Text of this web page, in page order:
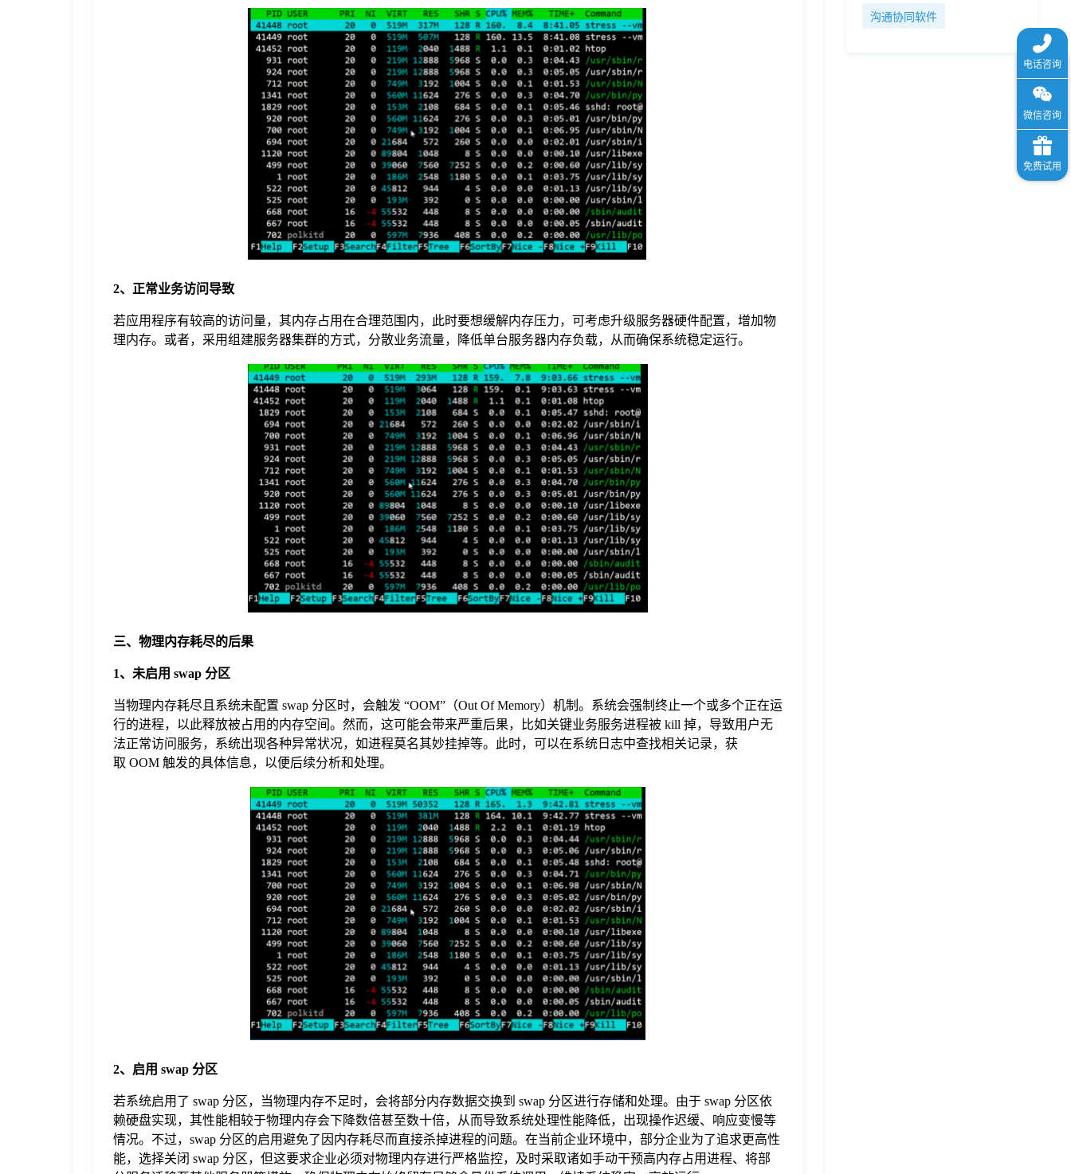
2、正常业务访问导致
若应用程序有较高的访问量，其内存占用在合理范围内，此时要想缓解内存压力，可考虑升级服务器硬件配置，增加物
理内存。或者，采用组建服务器集群的方式，分散业务流量，降低单台服务器内存负载，从而确保系统稳定运行。
三、物理内存耗尽的后果
1、未启用 swap 分区
当物理内存耗尽且系统未配置 swap 分区时，会触发 “OOM”（Out Of Memory）机制。系统会强制终止一个或多个正在运
行的进程，以此释放被占用的内存空间。然而，这可能会带来严重后果，比如关键业务服务进程被 kill 掉，导致用户无
法正常访问服务，系统出现各种异常状况，如进程莫名其妙挂掉等。此时，可以在系统日志中查找相关记录，获
取 OOM 触发的具体信息，以便后续分析和处理。
2、启用 swap 分区
若系统启用了 swap 分区，当物理内存不足时，会将部分内存数据交换到 swap 分区进行存储和处理。由于 swap 分区依
赖硬盘实现，其性能相较于物理内存会下降数倍甚至数十倍，从而导致系统处理性能降低，出现操作迟缓、响应变慢等
情况。不过，swap 分区的启用避免了因内存耗尽而直接杀掉进程的问题。在当前企业环境中，部分企业为了追求更高性
能，选择关闭 swap 分区，但这要求企业必须对物理内存进行严格监控，及时采取诸如手动干预高内存占用进程、将部
沟通协同软件